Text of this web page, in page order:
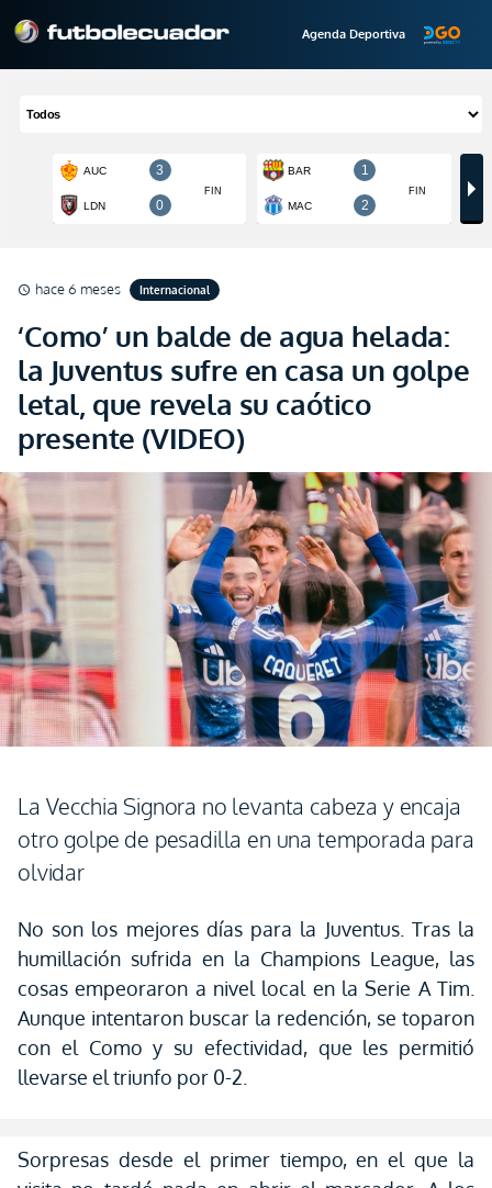
Agenda Deportiva
schedule hace 6 meses Internacional
‘Como’ un balde de agua helada:
la Juventus sufre en casa un golpe
letal, que revela su caótico
presente (VIDEO)
La Vecchia Signora no levanta cabeza y encaja
otro golpe de pesadilla en una temporada para
olvidar
No son los mejores días para la Juventus. Tras la
humillación sufrida en la Champions League, las
cosas empeoraron a nivel local en la Serie A Tim.
Aunque intentaron buscar la redención, se toparon
con el Como y su efectividad, que les permitió
llevarse el triunfo por 0-2.
Sorpresas desde el primer tiempo, en el que la